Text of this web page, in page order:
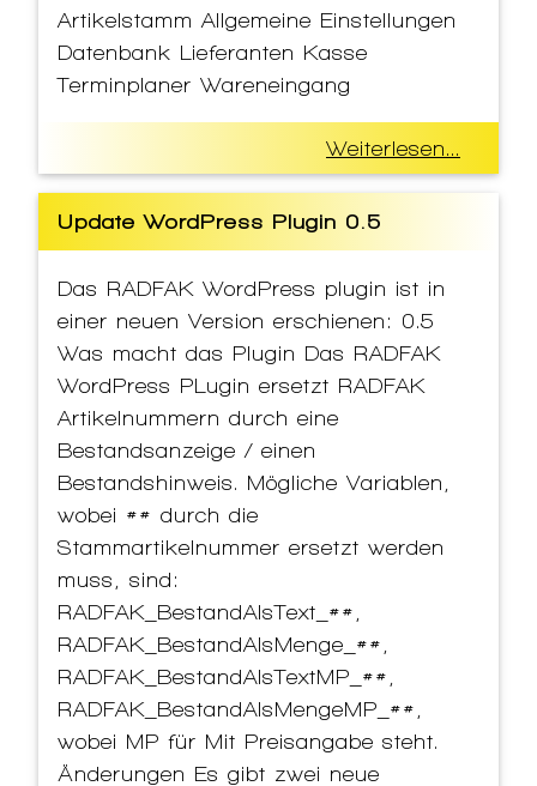
Artikelstamm Allgemeine Einstellungen
Datenbank Lieferanten Kasse
Terminplaner Wareneingang
Weiterlesen...
Update WordPress Plugin 0.5
Das RADFAK WordPress plugin ist in
einer neuen Version erschienen: 0.5
Was macht das Plugin Das RADFAK
WordPress PLugin ersetzt RADFAK
Artikelnummern durch eine
Bestandsanzeige / einen
Bestandshinweis. Mögliche Variablen,
wobei ## durch die
Stammartikelnummer ersetzt werden
muss, sind:
RADFAK_BestandAlsText_##,
RADFAK_BestandAlsMenge_##,
RADFAK_BestandAlsTextMP_##,
RADFAK_BestandAlsMengeMP_##,
wobei MP für Mit Preisangabe steht.
Änderungen Es gibt zwei neue